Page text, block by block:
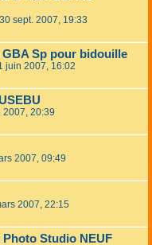
30 sept. 2007, 19:33
Sp pour bidouille
juin 2007, 16:02
2007, 20:39
2007, 09:49
2007, 22:15
Studio NEUF